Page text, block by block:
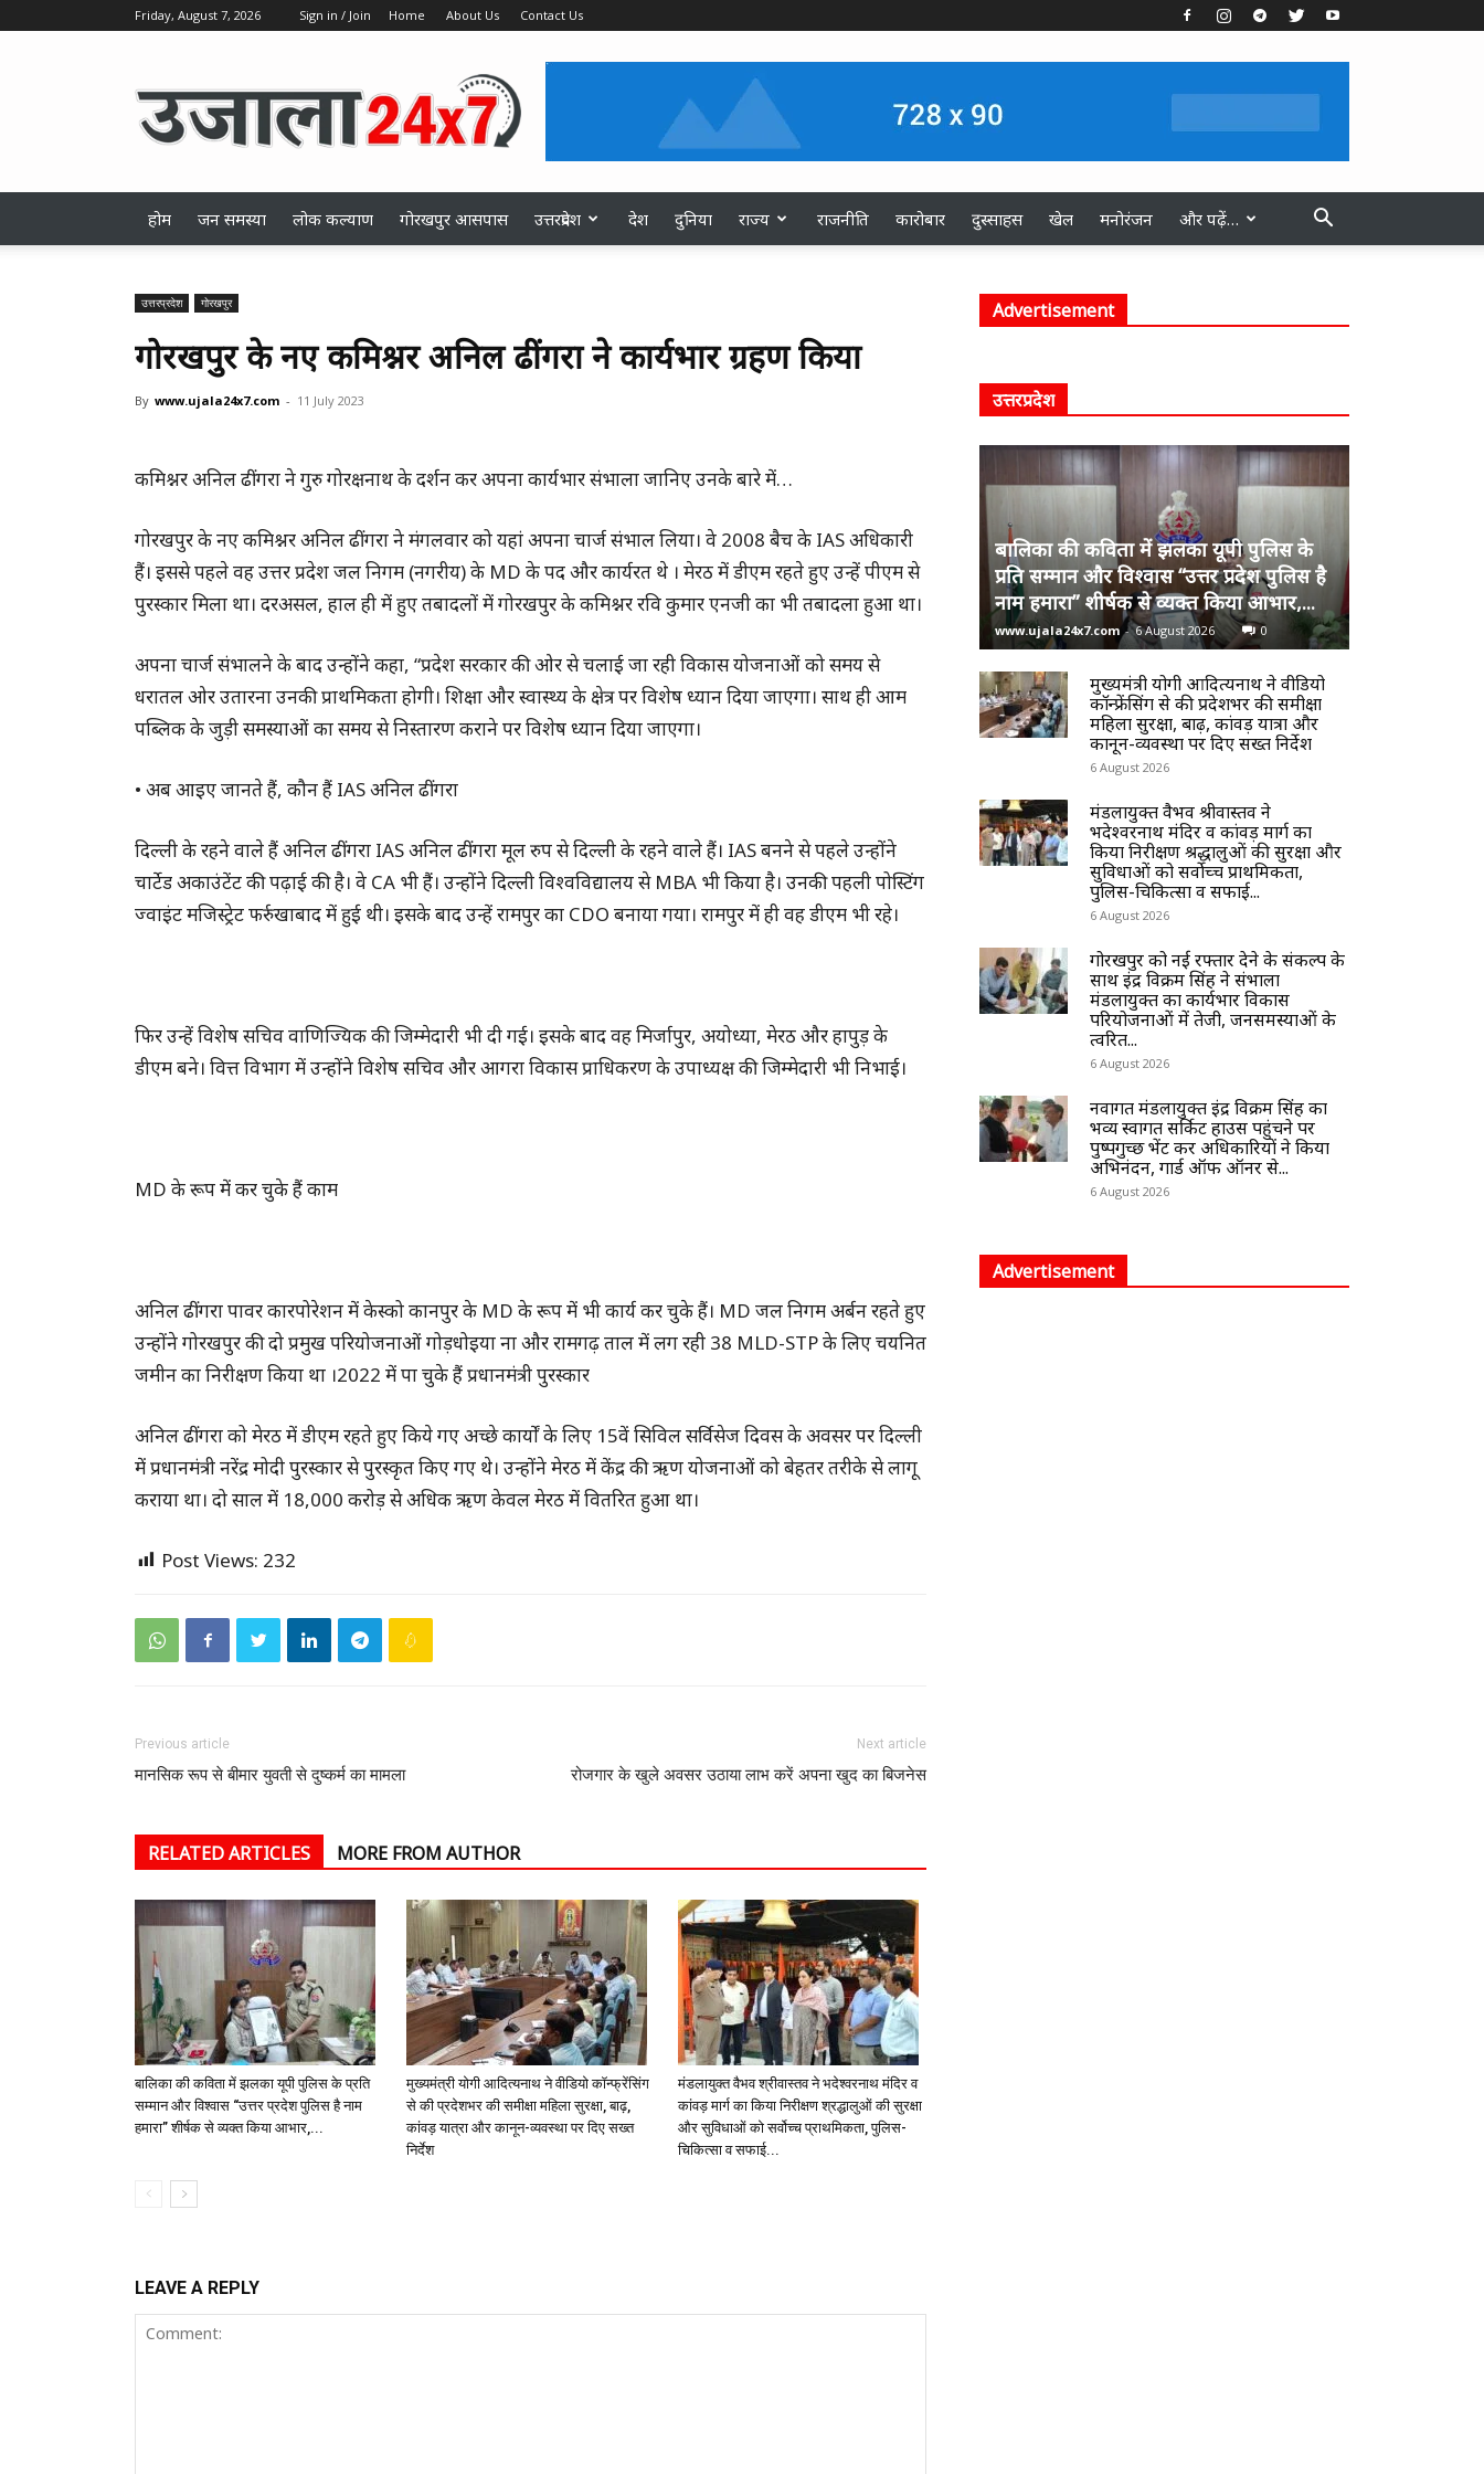
Friday, August 7, 2026 Sign in / Join Home About Us Contact Us
होम जन समस्या लोक कल्याण गोरखपुर आसपास उत्तरप्रदेश देश दुनिया राज्य राजनीति कारोबार दुस्साहस खेल मनोरंजन और पढ़ें…
उत्तरप्रदेश गोरखपुर
गोरखपुर के नए कमिश्नर अनिल ढींगरा ने कार्यभार ग्रहण किया
By www.ujala24x7.com - 11 July 2023
कमिश्नर अनिल ढींगरा ने गुरु गोरक्षनाथ के दर्शन कर अपना कार्यभार संभाला जानिए उनके बारे में…
गोरखपुर के नए कमिश्नर अनिल ढींगरा ने मंगलवार को यहां अपना चार्ज संभाल लिया। वे 2008 बैच के IAS अधिकारी
हैं। इससे पहले वह उत्तर प्रदेश जल निगम (नगरीय) के MD के पद और कार्यरत थे । मेरठ में डीएम रहते हुए उन्हें पीएम से
पुरस्कार मिला था। दरअसल, हाल ही में हुए तबादलों में गोरखपुर के कमिश्नर रवि कुमार एनजी का भी तबादला हुआ था।
अपना चार्ज संभालने के बाद उन्होंने कहा, “प्रदेश सरकार की ओर से चलाई जा रही विकास योजनाओं को समय से
धरातल ओर उतारना उनकी प्राथमिकता होगी। शिक्षा और स्वास्थ्य के क्षेत्र पर विशेष ध्यान दिया जाएगा। साथ ही आम
पब्लिक के जुड़ी समस्याओं का समय से निस्तारण कराने पर विशेष ध्यान दिया जाएगा।
• अब आइए जानते हैं, कौन हैं IAS अनिल ढींगरा
दिल्ली के रहने वाले हैं अनिल ढींगरा IAS अनिल ढींगरा मूल रुप से दिल्ली के रहने वाले हैं। IAS बनने से पहले उन्होंने
चार्टेड अकाउंटेंट की पढ़ाई की है। वे CA भी हैं। उन्होंने दिल्ली विश्वविद्यालय से MBA भी किया है। उनकी पहली पोस्टिंग
ज्वाइंट मजिस्ट्रेट फर्रुखाबाद में हुई थी। इसके बाद उन्हें रामपुर का CDO बनाया गया। रामपुर में ही वह डीएम भी रहे।
फिर उन्हें विशेष सचिव वाणिज्यिक की जिम्मेदारी भी दी गई। इसके बाद वह मिर्जापुर, अयोध्या, मेरठ और हापुड़ के
डीएम बने। वित्त विभाग में उन्होंने विशेष सचिव और आगरा विकास प्राधिकरण के उपाध्यक्ष की जिम्मेदारी भी निभाई।
MD के रूप में कर चुके हैं काम
अनिल ढींगरा पावर कारपोरेशन में केस्को कानपुर के MD के रूप में भी कार्य कर चुके हैं। MD जल निगम अर्बन रहते हुए
उन्होंने गोरखपुर की दो प्रमुख परियोजनाओं गोड़धोइया ना और रामगढ़ ताल में लग रही 38 MLD-STP के लिए चयनित
जमीन का निरीक्षण किया था ।2022 में पा चुके हैं प्रधानमंत्री पुरस्कार
अनिल ढींगरा को मेरठ में डीएम रहते हुए किये गए अच्छे कार्यों के लिए 15वें सिविल सर्विसेज दिवस के अवसर पर दिल्ली
में प्रधानमंत्री नरेंद्र मोदी पुरस्कार से पुरस्कृत किए गए थे। उन्होंने मेरठ में केंद्र की ऋण योजनाओं को बेहतर तरीके से लागू
कराया था। दो साल में 18,000 करोड़ से अधिक ऋण केवल मेरठ में वितरित हुआ था।
Post Views: 232
Previous article
मानसिक रूप से बीमार युवती से दुष्कर्म का मामला
Next article
रोजगार के खुले अवसर उठाया लाभ करें अपना खुद का बिजनेस
RELATED ARTICLES MORE FROM AUTHOR
बालिका की कविता में झलका यूपी पुलिस के प्रति
सम्मान और विश्वास “उत्तर प्रदेश पुलिस है नाम
हमारा” शीर्षक से व्यक्त किया आभार,...
मुख्यमंत्री योगी आदित्यनाथ ने वीडियो कॉन्फ्रेंसिंग
से की प्रदेशभर की समीक्षा महिला सुरक्षा, बाढ़,
कांवड़ यात्रा और कानून-व्यवस्था पर दिए सख्त
निर्देश
मंडलायुक्त वैभव श्रीवास्तव ने भदेश्वरनाथ मंदिर व
कांवड़ मार्ग का किया निरीक्षण श्रद्धालुओं की सुरक्षा
और सुविधाओं को सर्वोच्च प्राथमिकता, पुलिस-
चिकित्सा व सफाई...
LEAVE A REPLY
Advertisement
उत्तरप्रदेश
बालिका की कविता में झलका यूपी पुलिस के
प्रति सम्मान और विश्वास “उत्तर प्रदेश पुलिस है
नाम हमारा” शीर्षक से व्यक्त किया आभार,...
www.ujala24x7.com - 6 August 2026 0
मुख्यमंत्री योगी आदित्यनाथ ने वीडियो
कॉन्फ्रेंसिंग से की प्रदेशभर की समीक्षा
महिला सुरक्षा, बाढ़, कांवड़ यात्रा और
कानून-व्यवस्था पर दिए सख्त निर्देश
6 August 2026
मंडलायुक्त वैभव श्रीवास्तव ने
भदेश्वरनाथ मंदिर व कांवड़ मार्ग का
किया निरीक्षण श्रद्धालुओं की सुरक्षा और
सुविधाओं को सर्वोच्च प्राथमिकता,
पुलिस-चिकित्सा व सफाई...
6 August 2026
गोरखपुर को नई रफ्तार देने के संकल्प के
साथ इंद्र विक्रम सिंह ने संभाला
मंडलायुक्त का कार्यभार विकास
परियोजनाओं में तेजी, जनसमस्याओं के
त्वरित...
6 August 2026
नवागत मंडलायुक्त इंद्र विक्रम सिंह का
भव्य स्वागत सर्किट हाउस पहुंचने पर
पुष्पगुच्छ भेंट कर अधिकारियों ने किया
अभिनंदन, गार्ड ऑफ ऑनर से...
6 August 2026
Advertisement